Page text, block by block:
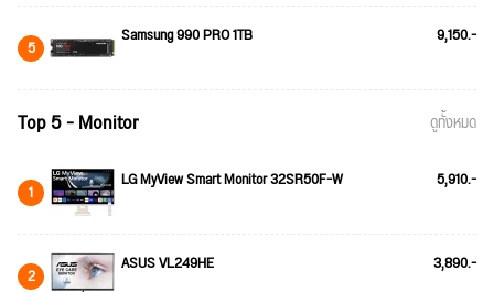
5 Samsung 990 PRO 1TB 9,150.-
Top 5 - Monitor ดูทั้งหมด
1 LG MyView Smart Monitor 32SR50F-W 5,910.-
2 ASUS VL249HE 3,890.-